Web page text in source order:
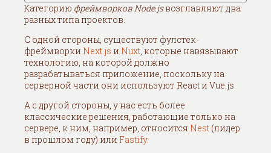
Категорию фреймворков Node.jsвозглавляют два
разных типа проектов.
С одной стороны, существуют фулстек-
фреймворки Next.js и Nuxt, которые навязывают
технологию, на которой должно
разрабатываться приложение, поскольку на
серверной части они используют React и Vue.js.
А с другой стороны, у нас есть более
классические решения, работающие только на
сервере, к ним, например, относится Nest (лидер
в прошлом году) или Fastify.